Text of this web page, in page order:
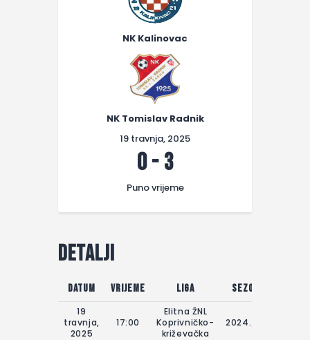
NK Kalinovac
NK Tomislav Radnik
19 travnja, 2025
0-3
Puno vrijeme
Detalji
Datum Vrijeme Liga Sezona
19
travnja,
2025
17:00
Elitna ŽNL
Koprivničko-
križevačka
2024./25.